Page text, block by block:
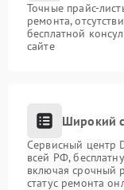
Точные прайс-
ремонта,
бесплатной
сайте
Широкий
Сервисный центр
всей РФ,
включая срочный
статус ремонта